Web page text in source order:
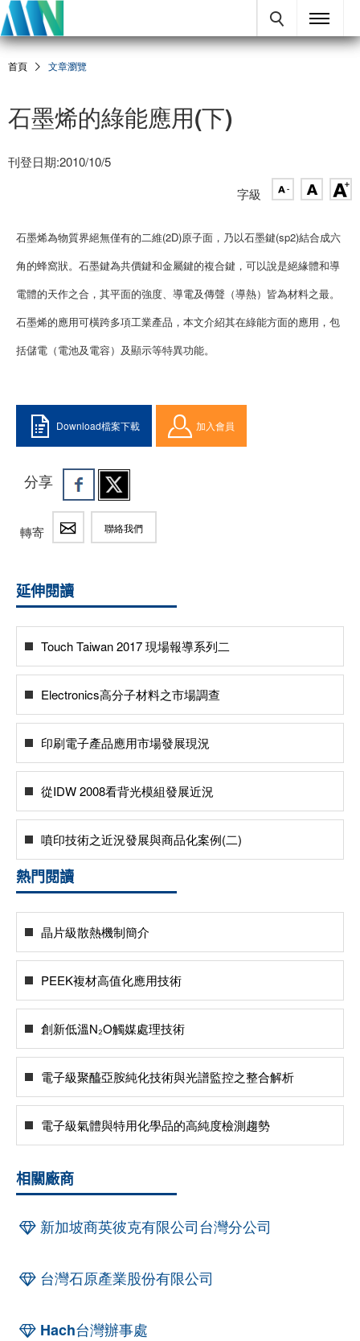
首頁 文章瀏覽
石墨烯的綠能應用(下)
刊登日期:2010/10/5
字級
石墨烯為物質界絕無僅有的二維(2D)原子面，乃以石墨鍵(sp2)結合成六
角的蜂窩狀。石墨鍵為共價鍵和金屬鍵的複合鍵，可以說是絕緣體和導
電體的天作之合，其平面的強度、導電及傳聲（導熱）皆為材料之最。
石墨烯的應用可橫跨多項工業產品，本文介紹其在綠能方面的應用，包
括儲電（電池及電容）及顯示等特異功能。
Download檔案下載 加入會員
分享
轉寄 聯絡我們
延伸閱讀
Touch Taiwan 2017 現場報導系列二
Electronics高分子材料之市場調查
印刷電子產品應用市場發展現況
從IDW 2008看背光模組發展近況
噴印技術之近況發展與商品化案例(二)
熱門閱讀
晶片級散熱機制簡介
PEEK複材高值化應用技術
創新低溫N₂O觸媒處理技術
電子級聚醯亞胺純化技術與光譜監控之整合解析
電子級氣體與特用化學品的高純度檢測趨勢
相關廠商
新加坡商英彼克有限公司台灣分公司
台灣石原產業股份有限公司
Hach台灣辦事處